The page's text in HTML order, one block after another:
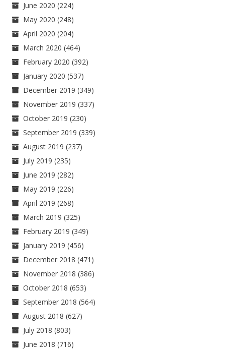
June 2020 (224)
May 2020 (248)
April 2020 (204)
March 2020 (464)
February 2020 (392)
January 2020 (537)
December 2019 (349)
November 2019 (337)
October 2019 (230)
September 2019 (339)
August 2019 (237)
July 2019 (235)
June 2019 (282)
May 2019 (226)
April 2019 (268)
March 2019 (325)
February 2019 (349)
January 2019 (456)
December 2018 (471)
November 2018 (386)
October 2018 (653)
September 2018 (564)
August 2018 (627)
July 2018 (803)
June 2018 (716)